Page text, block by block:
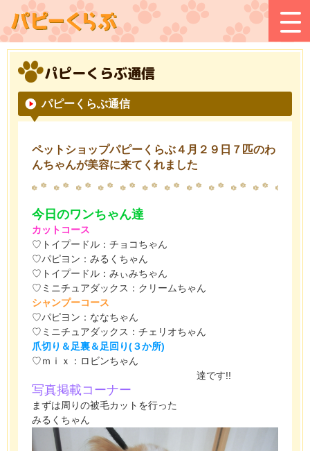
パピーくらぶ通信
パピーくらぶ通信
ペットショップパピーくらぶ４月２９日７匹のわ
んちゃんが美容に来てくれました
今日のワンちゃん達
カットコース
♡トイプードル：チョコちゃん
♡パピヨン：みるくちゃん
♡トイプードル：みぃみちゃん
♡ミニチュアダックス：クリームちゃん
シャンプーコース
♡パピヨン：ななちゃん
♡ミニチュアダックス：チェリオちゃん
爪切り＆足裏＆足回り(３か所)
♡ｍｉｘ：ロビンちゃん
達です!!
写真掲載コーナー
まずは周りの被毛カットを行った
みるくちゃん